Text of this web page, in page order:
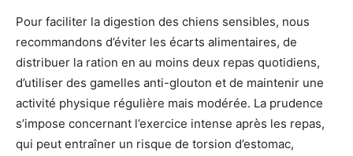
Pour faciliter la digestion des chiens sensibles, nous
recommandons d’éviter les écarts alimentaires, de
distribuer la ration en au moins deux repas quotidiens,
d’utiliser des gamelles anti-glouton et de maintenir une
activité physique régulière mais modérée. La prudence
s’impose concernant l’exercice intense après les repas,
qui peut entraîner un risque de torsion d’estomac,